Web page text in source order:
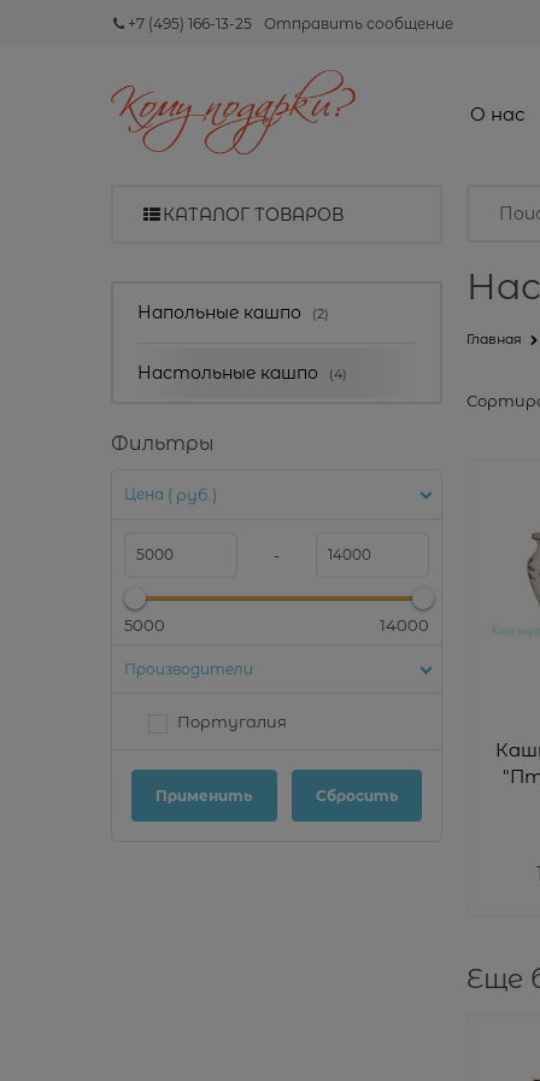
+7 (495) 166-13-25 Отправить сообщение
О нас
КАТАЛОГ ТОВАРОВ
Напольные кашпо (2)
Настольные кашпо (4)
Фильтры
Цена ( руб.)
-
5000 14000
Производители
Португалия
Главная
Еще